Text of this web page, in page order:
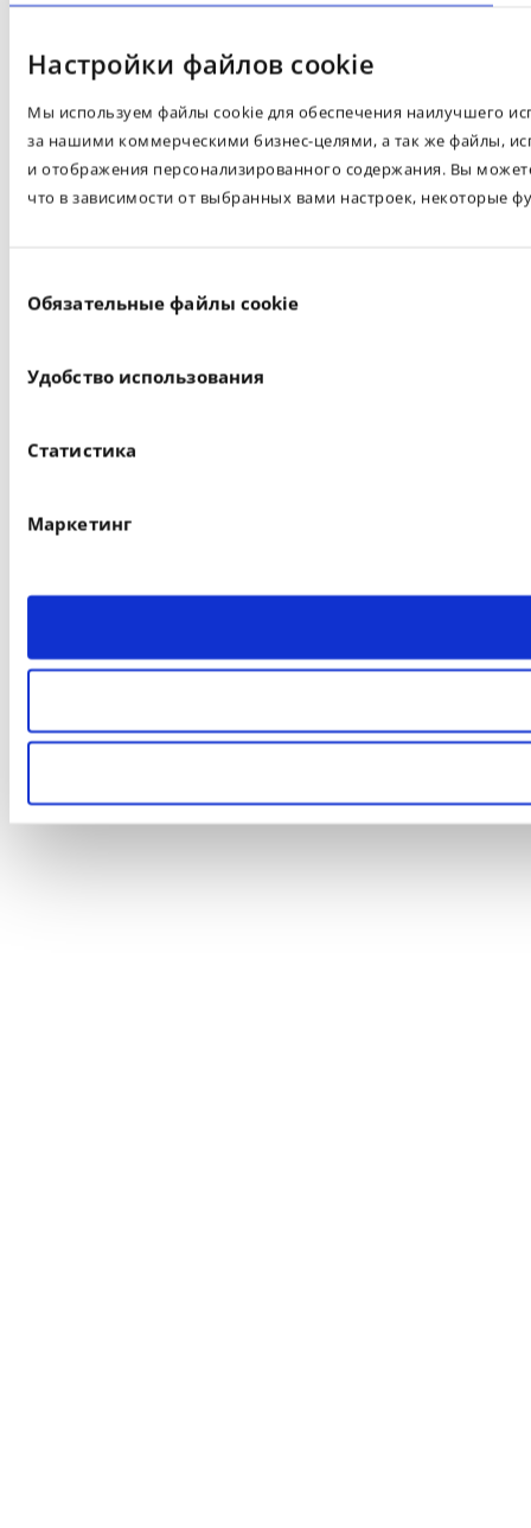
Настройки файлов cookie
Мы используем файлы cookie для обеспечения наилучшего
за нашими коммерческими бизнес-целями, а так же файлы,
и отображения персонализированного содержания. Вы
что в зависимости от выбранных вами настроек, некоторые
согласия
Обязательные файлы cookie
Удобство использования
Статистика
Маркетинг